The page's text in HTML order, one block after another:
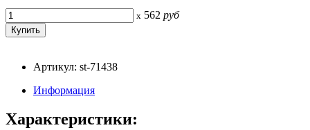
x 562 руб
Артикул: st-71438
Информация
Характеристики: